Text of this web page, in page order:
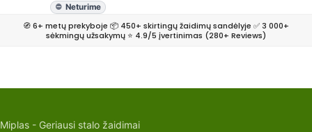
Neturime
🧭 6+ metų prekyboje 📦 450+ skirtingų žaidimų sandėlyje ✅ 3 000+
sėkmingų užsakymų ⭐ 4.9/5 įvertinimas (280+ Reviews)
Miplas - Geriausi stalo žaidimai